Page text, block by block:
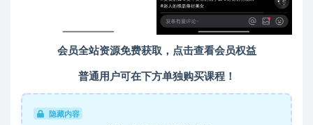
会员全站资源免费获取，点击查看会员权益
普通用户可在下方单独购买课程！
隐藏内容